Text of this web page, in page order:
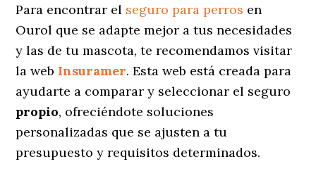
Para encontrar el seguro para perros en
Ourol que se adapte mejor a tus necesidades
y las de tu mascota, te recomendamos visitar
la web Insuramer. Esta web está creada para
ayudarte a comparar y seleccionar el seguro
propio, ofreciéndote soluciones
personalizadas que se ajusten a tu
presupuesto y requisitos determinados.